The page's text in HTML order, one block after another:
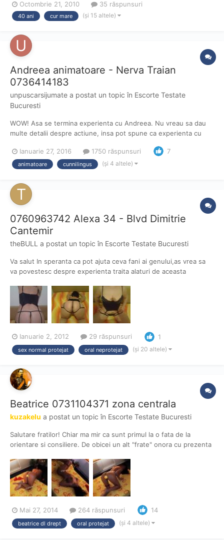
Octombrie 21, 2010 35 răspunsuri
40 ani cur mare (și 15 altele)
Andreea animatoare - Nerva Traian
0736414183
unpuscarsijumate a postat un topic în Escorte Testate
Bucuresti
WOW! Asa se termina experienta cu Andreea. Nu vreau sa dau
multe detalii despre actiune, insa pot spune ca experienta cu
Sarlote. Daca mergeti si sunteti baieti finuti, civilizati si sarmanti
veti avea parte de ceva frumos cu siguranta...
Ianuarie 27, 2016 1750 răspunsuri 7
animatoare cunnilingus (și 4 altele)
0760963742 Alexa 34 - Blvd Dimitrie
Cantemir
theBULL a postat un topic în Escorte Testate Bucuresti
Va salut In speranta ca pot ajuta ceva fani ai genului,as vrea sa
va povestesc despre experienta traita alaturi de aceasta
70-80kg).micuta de inaltime,in jur de 1,6 la fata nimic
deosebit,locatia f aproape de statia Dristor1,apartamen...
Ianuarie 2, 2012 29 răspunsuri 1
sex normal protejat oral neprotejat (și 20 altele)
Beatrice 0731104371 zona centrala
kuzakelu a postat un topic în Escorte Testate Bucuresti
Salutare fratilor! Chiar ma mir ca sunt primul la o fata de la
orientare si consiliere. De obicei un alt "frate" onora cu prezenta
domnisoara si mi-au placut si ieri am sunat pentru programare.
Betty are o voce foarte draguta, care iti fa...
Mai 27, 2014 264 răspunsuri 14
beatrice dl drept oral protejat (și 4 altele)